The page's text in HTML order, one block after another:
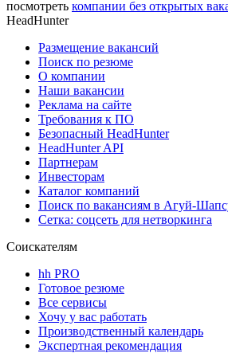
посмотреть компании без открытых
HeadHunter
Размещение вакансий
Поиск по резюме
О компании
Наши вакансии
Реклама на сайте
Требования к ПО
Безопасный HeadHunter
HeadHunter API
Партнерам
Инвесторам
Каталог компаний
Поиск по вакансиям в Агуй-
Сетка: соцсеть для нетворкинга
Соискателям
hh PRO
Готовое резюме
Все сервисы
Хочу у вас работать
Производственный календарь
Экспертная рекомендация